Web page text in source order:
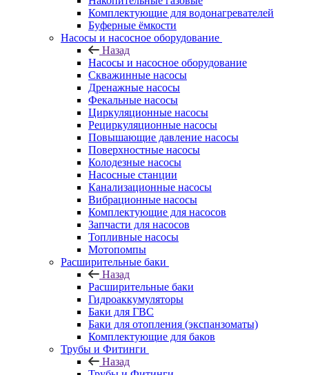
Комплектующие для водонагревателей
Буферные ёмкости
Насосы и насосное оборудование
Назад
Насосы и насосное оборудование
Скважинные насосы
Дренажные насосы
Фекальные насосы
Циркуляционные насосы
Рециркуляционные насосы
Повышающие давление насосы
Поверхностные насосы
Колодезные насосы
Насосные станции
Канализационные насосы
Вибрационные насосы
Комплектующие для насосов
Запчасти для насосов
Топливные насосы
Мотопомпы
Расширительные баки
Назад
Расширительные баки
Гидроаккумуляторы
Баки для ГВС
Баки для отопления (экспанзоматы)
Комплектующие для баков
Трубы и Фитинги
Назад